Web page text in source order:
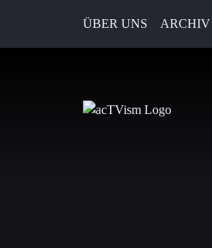
ÜBER UNS ARCHIV